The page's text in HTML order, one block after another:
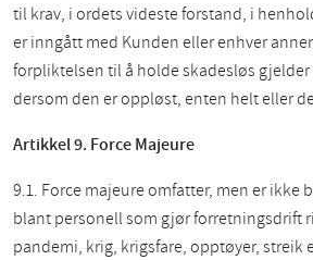
til krav, i ordets videste forstand, i
er inngått med Kunden eller enhver
forpliktelsen til å holde skadesløs
dersom den er oppløst, enten helt eller
Artikkel 9. Force Majeure
9.1. Force majeure omfatter, men er ikke
blant personell som gjør forretningsdrift
pandemi, krig, krigsfare, opptøyer, streik